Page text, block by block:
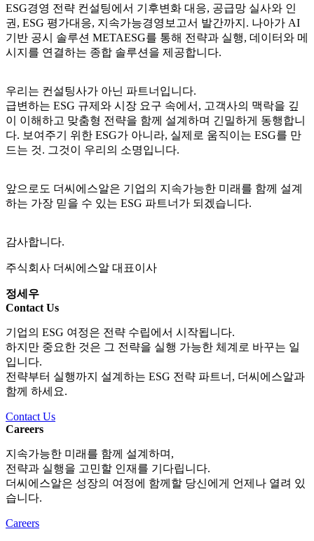
ESG경영 전략 컨설팅에서 기후변화 대응, 공급망 실사와 인
권, ESG 평가대응, 지속가능경영보고서 발간까지. 나아가 AI
기반 공시 솔루션 METAESG를 통해 전략과 실행, 데이터와 메
시지를 연결하는 종합 솔루션을 제공합니다.
우리는 컨설팅사가 아닌 파트너입니다.
급변하는 ESG 규제와 시장 요구 속에서, 고객사의 맥락을 깊
이 이해하고 맞춤형 전략을 함께 설계하며 긴밀하게 동행합니
다. 보여주기 위한 ESG가 아니라, 실제로 움직이는 ESG를 만
드는 것. 그것이 우리의 소명입니다.
앞으로도 더씨에스알은 기업의 지속가능한 미래를 함께 설계
하는 가장 믿을 수 있는 ESG 파트너가 되겠습니다.
감사합니다.
주식회사 더씨에스알 대표이사
정세우
Contact Us
기업의 ESG 여정은 전략 수립에서 시작됩니다.
하지만 중요한 것은 그 전략을 실행 가능한 체계로 바꾸는 일
입니다.
전략부터 실행까지 설계하는 ESG 전략 파트너, 더씨에스알과
함께 하세요.
Contact Us
Careers
지속가능한 미래를 함께 설계하며,
전략과 실행을 고민할 인재를 기다립니다.
더씨에스알은 성장의 여정에 함께할 당신에게 언제나 열려 있
습니다.
Careers